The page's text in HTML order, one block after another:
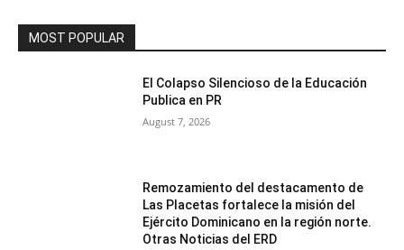
MOST POPULAR
El Colapso Silencioso de la Educación
Publica en PR
August 7, 2026
Remozamiento del destacamento de
Las Placetas fortalece la misión del
Ejército Dominicano en la región norte.
Otras Noticias del ERD